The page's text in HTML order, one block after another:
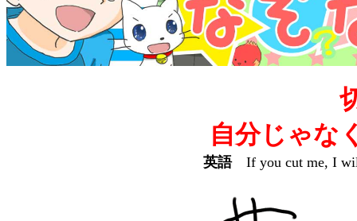
自分じゃな
英語If you cut me, I will